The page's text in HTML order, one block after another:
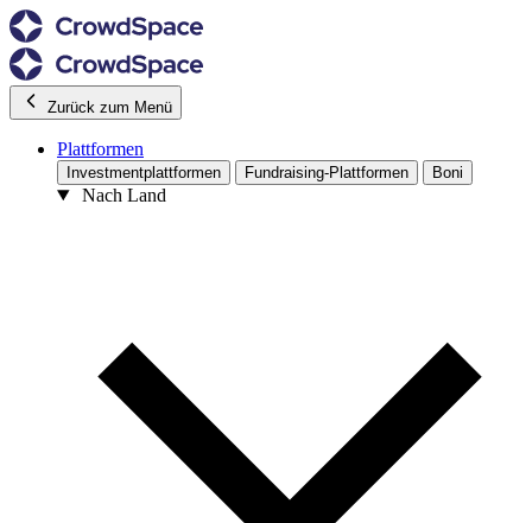
Zurück zum Menü
Plattformen
Investmentplattformen Fundraising-Plattformen Boni
Nach Land